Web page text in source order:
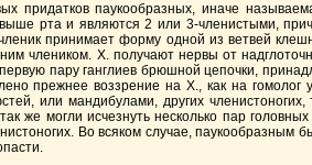
придатков паукообразных, иначе
рта и являются 2 или 3-членистыми,
принимает форму одной из ветвей
члеником. X. получают нервы от
пару ганглиев брюшной цепочки,
прежнее воззрение на X., как на
или мандибулами, других
же могли исчезнуть несколько пар
Во всяком случае,